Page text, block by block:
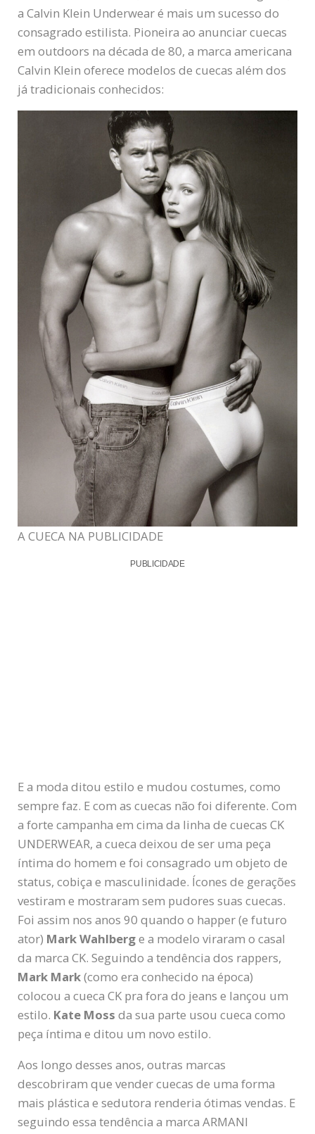
a Calvin Klein Underwear é mais um sucesso do
consagrado estilista. Pioneira ao anunciar cuecas
em outdoors na década de 80, a marca americana
Calvin Klein oferece modelos de cuecas além dos
já tradicionais conhecidos:
A CUECA NA PUBLICIDADE
PUBLICIDADE
E a moda ditou estilo e mudou costumes, como
sempre faz. E com as cuecas não foi diferente. Com
a forte campanha em cima da linha de cuecas CK
UNDERWEAR, a cueca deixou de ser uma peça
íntima do homem e foi consagrado um objeto de
status, cobiça e masculinidade. Ícones de gerações
vestiram e mostraram sem pudores suas cuecas.
Foi assim nos anos 90 quando o happer (e futuro
ator) Mark Wahlberge a modelo viraram o casal
da marca CK. Seguindo a tendência dos rappers,
Mark Mark(como era conhecido na época)
colocou a cueca CK pra fora do jeans e lançou um
estilo. Kate Moss da sua parte usou cueca como
peça íntima e ditou um novo estilo.
Aos longo desses anos, outras marcas
descobriram que vender cuecas de uma forma
mais plástica e sedutora renderia ótimas vendas. E
seguindo essa tendência a marca ARMANI